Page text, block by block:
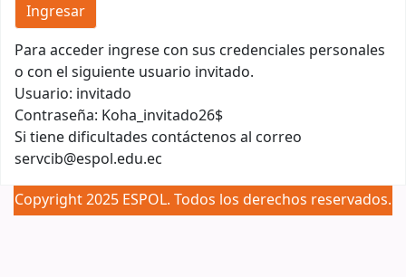
Para acceder ingrese con sus credenciales personales
o con el siguiente usuario invitado.
Usuario: invitado
Contraseña: Koha_invitado26$
Si tiene dificultades contáctenos al correo
servcib@espol.edu.ec
Copyright 2025 ESPOL. Todos los derechos reservados.